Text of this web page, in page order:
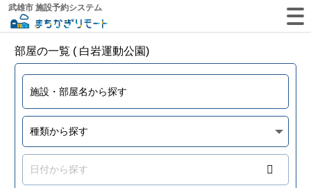
武雄市 施設予約システム
部屋の一覧 ( 白岩運動公園)